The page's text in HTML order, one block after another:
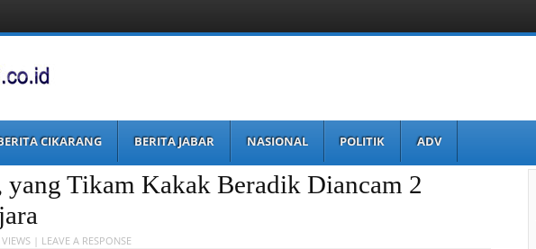
CIKARANG BERITA JABAR NASIONAL POLITIK ADV
yang Tikam Kakak Beradik Diancam 2
| LEAVE A RESPONSE